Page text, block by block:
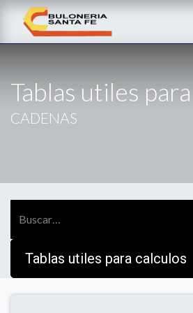
Tablas utiles
CADENAS
Tablas utiles para calculos